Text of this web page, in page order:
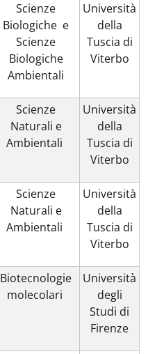
Scienze
Biologiche e
Scienze
Biologiche
Ambientali
Università
della
Tuscia di
Viterbo
Scienze
Naturali e
Ambientali
Università
della
Tuscia di
Viterbo
Scienze
Naturali e
Ambientali
Università
della
Tuscia di
Viterbo
Biotecnologie
molecolari
Università
degli
Studi di
Firenze